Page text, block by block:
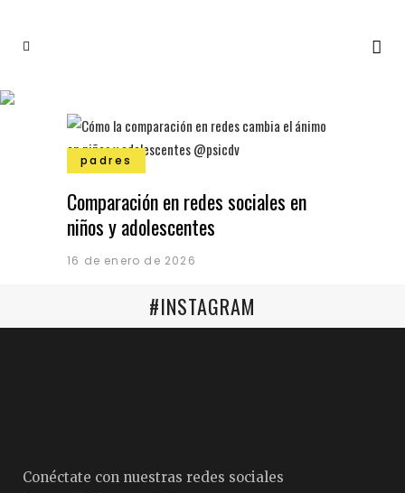
padres
Comparación en redes sociales en
niños y adolescentes
16 de enero de 2026
#INSTAGRAM
Conéctate con nuestras redes sociales